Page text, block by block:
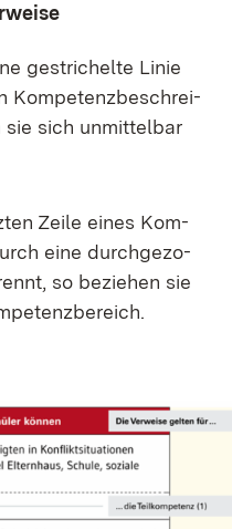
ge­stri­chel­te Li­nie
Kom­pe­tenz­be­schrei­
sie sich un­mit­tel­bar
Zei­le ei­nes Kom­
ei­ne durch­ge­zo­
so be­zie­hen sie